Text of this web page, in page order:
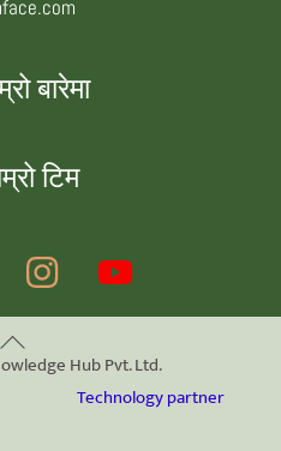
बारेमा
टिम
Back
To
Hub Pvt. Ltd.
Technology partner